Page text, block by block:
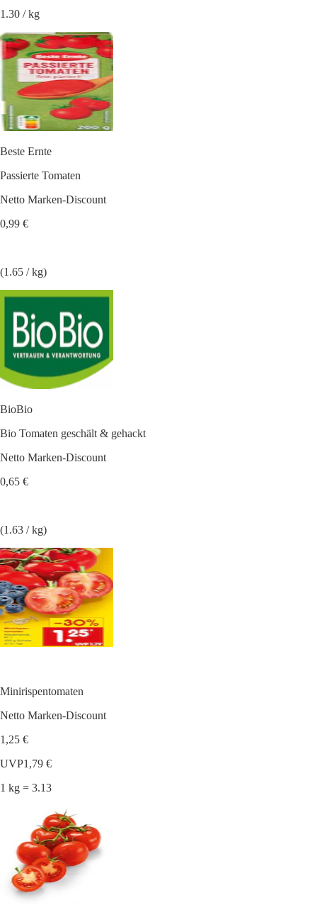
1.30 / kg
Beste Ernte
Passierte Tomaten
Netto Marken-Discount
0,99 €
(1.65 / kg)
BioBio
Bio Tomaten geschält & gehackt
Netto Marken-Discount
0,65 €
(1.63 / kg)
Minirispentomaten
Netto Marken-Discount
1,25 €
UVP1,79 €
1 kg = 3.13